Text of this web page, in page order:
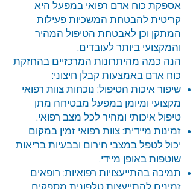
אספקת כוח אדם רפואי במפעל היא
קריטית להבטחת המשכיות פעילות
המתקן וכן לאבטחת הטיפול המהיר
והמקצועי ביותר לעובדים.
הנה כמה מהיתרונות המרכזיים בהחזקת
כוח אדם באמצעות קבלן חיצוני:
שיפור איכות הטיפול: נוכחות צוות רפואי
מקצועי ומיומן במפעל מבטיחה מתן
טיפול איכותי ומהיר לכל מצב רפואי.
זמינות מיידית: צוות רפואי זמין במקום
יכול לטפל במצבי חירום ובבעיות בריאות
שוטפות באופן מיידי.
תמיכה בהתייעצויות רפואיות: רופאים